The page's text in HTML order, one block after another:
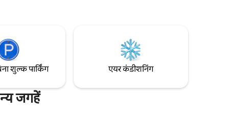
कनेक्ट करें। घर में सबसे अच्छी सीट से Wimberley
शुल्क पार्किंग एयर कंडीशनिंग
जगहें